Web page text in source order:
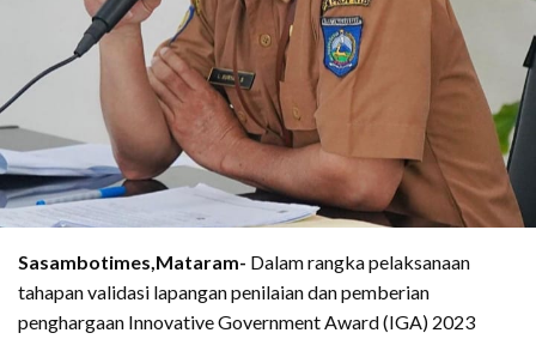
Sasambotimes,Mataram- Dalam rangka pelaksanaan
tahapan validasi lapangan penilaian dan pemberian
penghargaan Innovative Government Award (IGA) 2023